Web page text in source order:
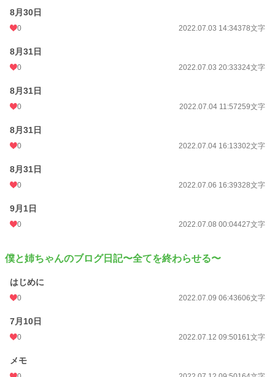
8月30日
0 2022.07.03 14:34378文字
8月31日
0 2022.07.03 20:33324文字
8月31日
0 2022.07.04 11:57259文字
8月31日
0 2022.07.04 16:13302文字
8月31日
0 2022.07.06 16:39328文字
9月1日
0 2022.07.08 00:04427文字
僕と姉ちゃんのブログ日記〜全てを終わらせる〜
はじめに
0 2022.07.09 06:43606文字
7月10日
0 2022.07.12 09:50161文字
メモ